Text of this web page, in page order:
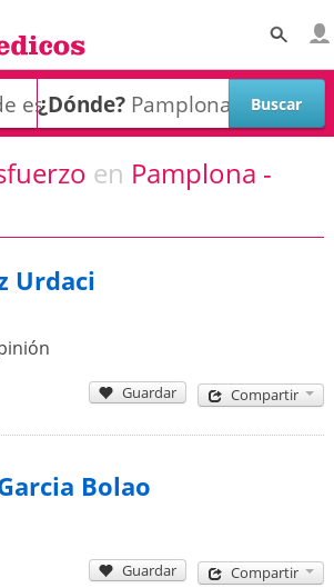
¿Dónde?
en Pamplona -
Urdaci
Guardar Compartir
Bolao
Guardar Compartir